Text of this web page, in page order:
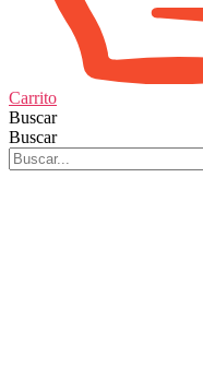
Carrito
Buscar
Buscar